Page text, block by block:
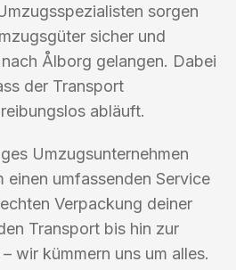
sorgen
sicher und
Ålborg gelangen. Dabei
der Transport
abläuft.
Umzugsunternehmen
einen umfassenden Service
Verpackung deiner
Transport bis hin zur
wir kümmern uns um alles.